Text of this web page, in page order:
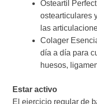
Osteartil
ostearticulares
las
Colager
día a día para
huesos,
Estar activo
El ejercicio regular de